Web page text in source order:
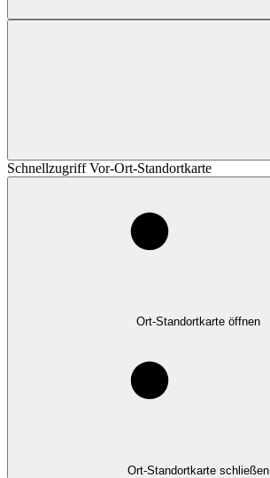
Schnellzugriff Vor-Ort-Standortkarte
Ort-Standortkarte öffnen
Ort-Standortkarte schließen